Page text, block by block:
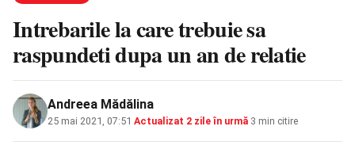
Intrebarile la care trebuie sa
raspundeti dupa un an de relatie
Andreea Mădălina
25 mai 2021, 07:51 Actualizat 2 zile în urmă 3 min citire